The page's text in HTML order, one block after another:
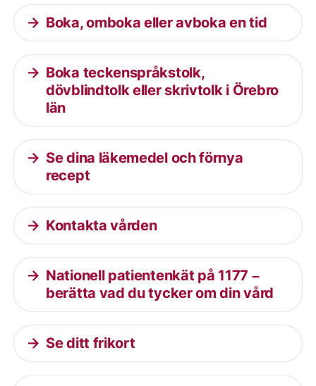
Boka, omboka eller avboka en tid
Boka teckenspråkstolk,
dövblindtolk eller skrivtolk i Örebro
län
Se dina läkemedel och förnya
recept
Kontakta vården
Nationell patientenkät på 1177 –
berätta vad du tycker om din vård
Se ditt frikort